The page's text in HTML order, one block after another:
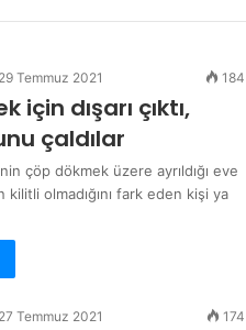
29 Temmuz 2021 184
için dışarı çıktı,
çaldılar
çöp dökmek üzere ayrıldığı eve
kilitli olmadığını fark eden kişi ya
27 Temmuz 2021 174